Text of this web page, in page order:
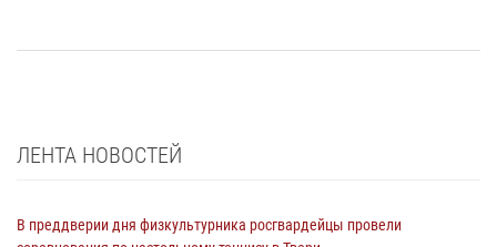
ЛЕНТА НОВОСТЕЙ
В преддверии дня физкультурника росгвардейцы провели